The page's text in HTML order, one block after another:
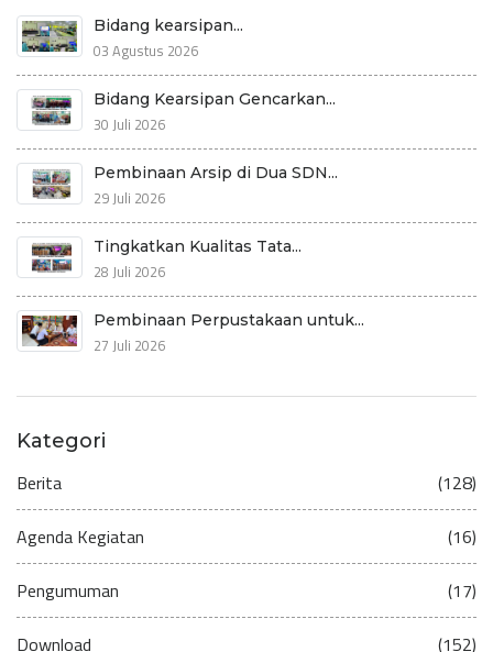
Bidang kearsipan...
03 Agustus 2026
Bidang Kearsipan Gencarkan...
30 Juli 2026
Pembinaan Arsip di Dua SDN...
29 Juli 2026
Tingkatkan Kualitas Tata...
28 Juli 2026
Pembinaan Perpustakaan untuk...
27 Juli 2026
Kategori
Berita (128)
Agenda Kegiatan (16)
Pengumuman (17)
Download (152)